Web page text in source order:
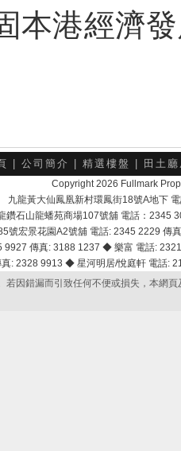
本港經濟
公司簡介 精選樓盤 田土
Copyright 2026 Fullmark
九龍黃大仙鳳凰新村環鳳街18號A地下
鑽石山龍蟠苑商場107號舖 電話：2345
號宏景花園A2號舖 電話: 2345 2229
9927 傳真: 3188 1237 ◆ 樂富 電話:
真: 2328 9913 ◆ 星河明居/悅庭軒 電話
若因錯漏而引致任何不便或損失，本網